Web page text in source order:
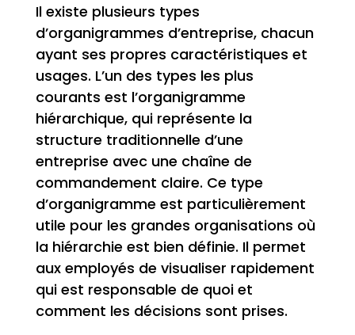
Il existe plusieurs types
d’organigrammes d’entreprise, chacun
ayant ses propres caractéristiques et
usages. L’un des types les plus
courants est l’organigramme
hiérarchique, qui représente la
structure traditionnelle d’une
entreprise avec une chaîne de
commandement claire. Ce type
d’organigramme est particulièrement
utile pour les grandes organisations où
la hiérarchie est bien définie. Il permet
aux employés de visualiser rapidement
qui est responsable de quoi et
comment les décisions sont prises.